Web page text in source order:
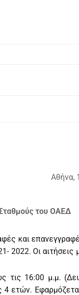
Αθήνα,
Σταθμούς του ΟΑΕΔ
και
2022. Οι αιτήσεις
τις 16:00 μ.μ.
ετών.